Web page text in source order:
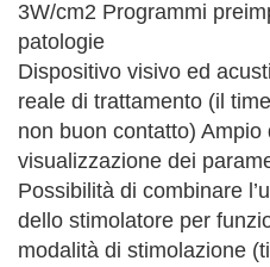
3W/cm2 Programmi
patologie
Dispositivo visivo ed
reale di trattamento (il
non buon contatto)
visualizzazione dei
Possibilità di combinare
dello stimolatore per
modalità di stimolazione